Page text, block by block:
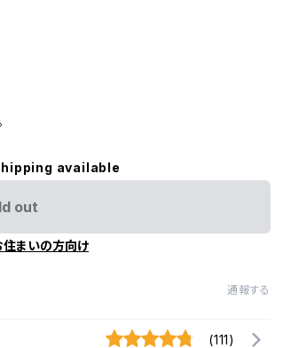
available
out
まいの方向け
通報する
(111)